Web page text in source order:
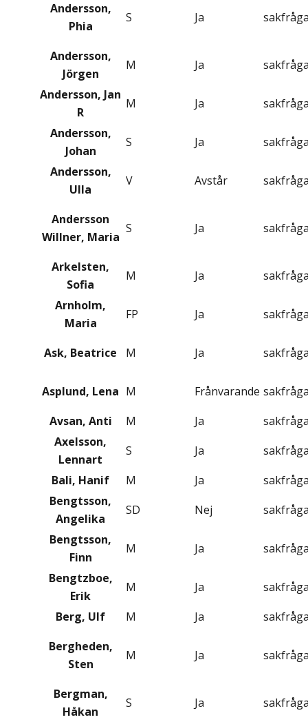
Andersson,
Phia
S Ja
Andersson,
Jörgen
M Ja
Andersson, Jan
R
M Ja
Andersson,
Johan
S Ja
Andersson,
Ulla
V Avstår
Andersson
Willner, Maria
S Ja
Arkelsten,
Sofia
M Ja
Arnholm,
Maria
FP Ja
Ask, Beatrice M Ja
Asplund, Lena M Frånvarande
Avsan, Anti
M Ja
Axelsson,
Lennart
S Ja
Bali, Hanif
M Ja
Bengtsson,
Angelika
SD Nej
Bengtsson,
Finn
M Ja
Bengtzboe,
Erik
M Ja
Berg, Ulf
M Ja
Bergheden,
Sten
M Ja
Bergman,
Håkan
S Ja